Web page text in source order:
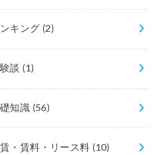
キング(2)
験談(1)
知識 (56)
・賃料・リース料(10)